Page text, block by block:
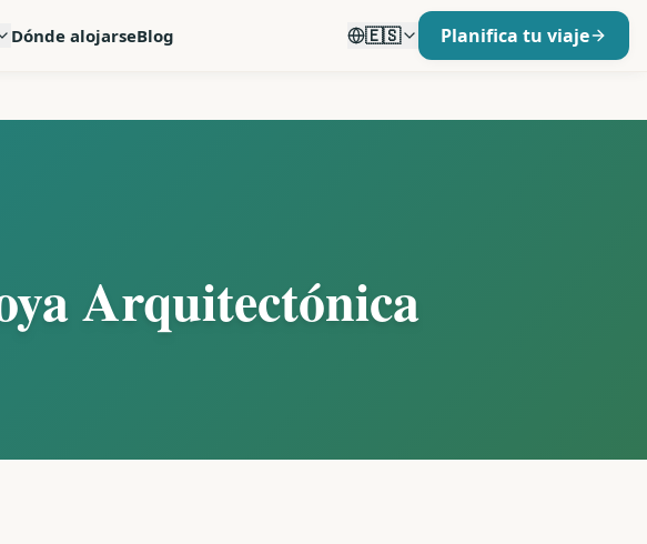
Dónde alojarseBlog 🇪🇸 Planifica tu viaje
Arquitectónica